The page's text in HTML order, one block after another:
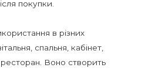
покупки.
в різних
спальня, кабінет,
Воно створить